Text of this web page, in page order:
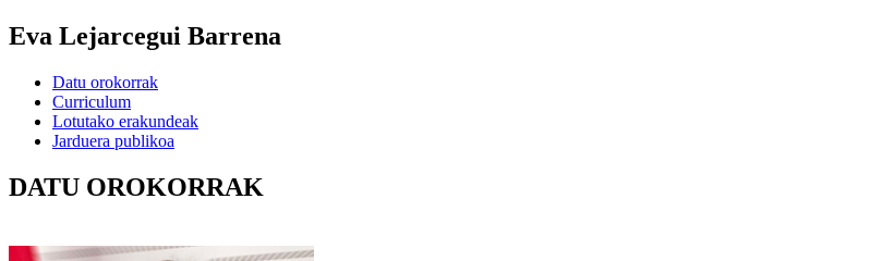
Eva Lejarcegui Barrena
Datu orokorrak
Curriculum
Lotutako erakundeak
Jarduera publikoa
DATU OROKORRAK